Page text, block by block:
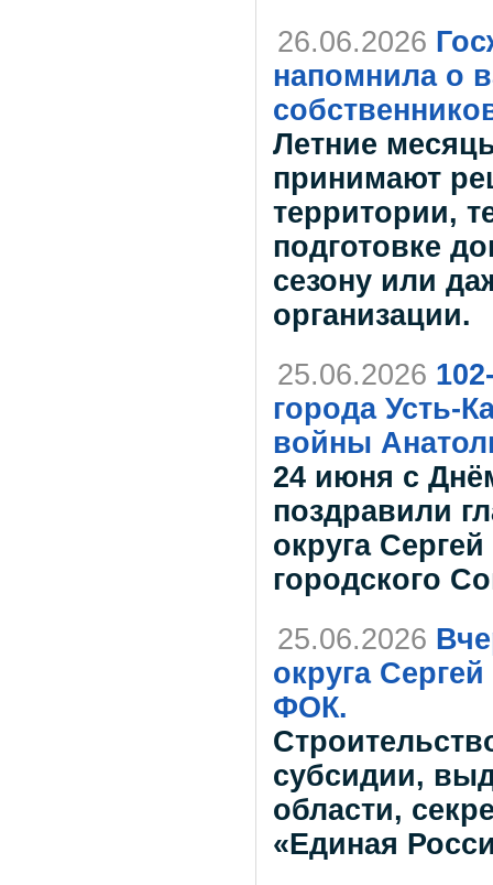
26.06.2026
напомнила о
Летние
принимают
территории,
подготовке
сезону или
организации.
25.06.2026
города Усть-
войны
24 июня с
поздравили
округа
городского
25.06.2026
округа
ФОК.
субсидии,
области,
«Единая